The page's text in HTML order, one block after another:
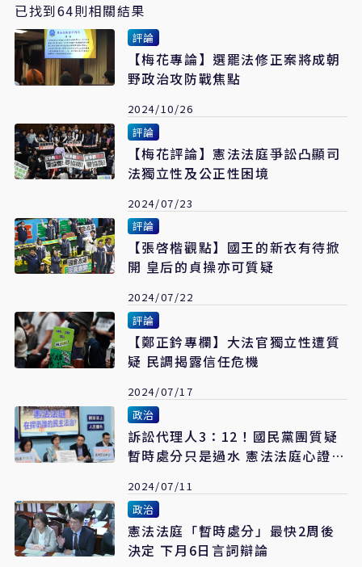
已找到64則相關結果
評論
【梅花專論】選罷法修正案將成朝
野政治攻防戰焦點
2024/10/26
評論
【梅花評論】憲法法庭爭訟凸顯司
法獨立性及公正性困境
2024/07/23
評論
【張啓楷觀點】國王的新衣有待掀
開 皇后的貞操亦可質疑
2024/07/22
評論
【鄭正鈐專欄】大法官獨立性遭質
疑 民調揭露信任危機
2024/07/17
政治
訴訟代理人3：12！國民黨團質疑
暫時處分只是過水 憲法法庭心證已
2024/07/11
政治
憲法法庭「暫時處分」最快2周後
決定 下月6日言詞辯論